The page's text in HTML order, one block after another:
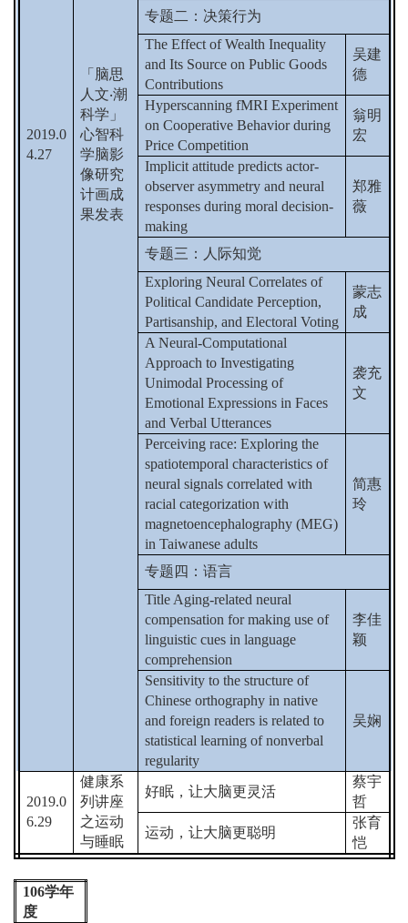
2019.0
4.27
「脑思
人文‧潮
科学」
心智科
学脑影
像研究
计画成
果发表
专题二：决策行为
The Effect of Wealth Inequality
and Its Source on Public Goods
Contributions
吴建
德
Hyperscanning fMRI Experiment
on Cooperative Behavior during
Price Competition
翁明
宏
Implicit attitude predicts actor-
observer asymmetry and neural
responses during moral decision-
making
郑雅
薇
专题三：人际知觉
Exploring Neural Correlates of
Political Candidate Perception,
Partisanship, and Electoral Voting
蒙志
成
A Neural-Computational
Approach to Investigating
Unimodal Processing of
Emotional Expressions in Faces
and Verbal Utterances
袭充
文
Perceiving race: Exploring the
spatiotemporal characteristics of
neural signals correlated with
racial categorization with
magnetoencephalography (MEG)
in Taiwanese adults
简惠
玲
专题四：语言
Title Aging-related neural
compensation for making use of
linguistic cues in language
comprehension
李佳
颖
Sensitivity to the structure of
Chinese orthography in native
and foreign readers is related to
statistical learning of nonverbal
regularity
吴娴
2019.0
6.29
健康系
列讲座
之运动
与睡眠
好眠，让大脑更灵活
蔡宇
哲
运动，让大脑更聪明
张育
恺
106学年
度